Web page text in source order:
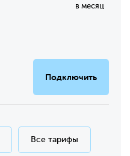
в месяц
Подключить
Все тарифы